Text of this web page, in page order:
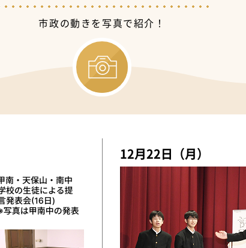
市政の動きを写真で紹介！
12月22日（月）